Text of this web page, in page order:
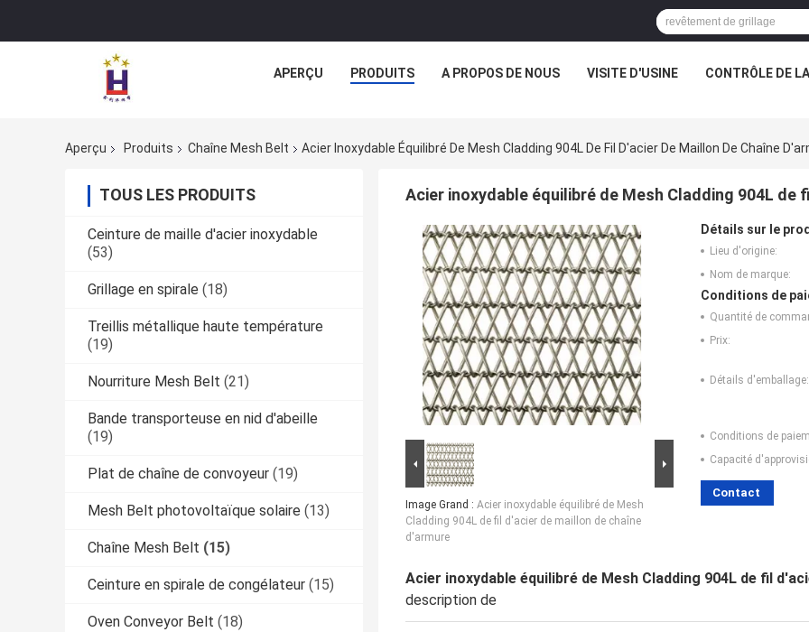
APERÇU PRODUITS A PROPOS DE NOUS VISITE D'USINE CONTRÔLE DE
Aperçu Produits Chaîne Mesh Belt Acier Inoxydable Équilibré De Mesh Cladding 904L De Fil D'acier De Maillon De Chaîne
TOUS LES PRODUITS
Ceinture de maille d'acier inoxydable
(53)
Grillage en spirale (18)
Treillis métallique haute température
(19)
Nourriture Mesh Belt (21)
Bande transporteuse en nid d'abeille
(19)
Plat de chaîne de convoyeur (19)
Mesh Belt photovoltaïque solaire (13)
Chaîne Mesh Belt (15)
Ceinture en spirale de congélateur (15)
Oven Conveyor Belt (18)
Acier inoxydable équilibré de Mesh Cladding 904L de
Image Grand : Acier inoxydable équilibré de Mesh
Cladding 904L de fil d'acier de maillon de chaîne
d'armure
Détails sur le
Lieu d'origine:
Nom de marque:
Conditions de
Quantité de
Prix:
Détails d'emballage:
Conditions de
Capacité
Contact
Acier inoxydable équilibré de Mesh Cladding 904L de fil
description de